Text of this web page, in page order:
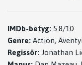
IMDb-betyg: 5.8/10
Genre: Action,
Regissör: Jonathan